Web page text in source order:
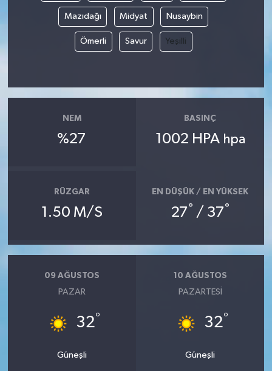
Mazıdağı Midyat Nusaybin
Ömerli Savur Yeşilli
NEM
%27
BASINÇ
1002 HPA hpa
RÜZGAR
1.50 M/S
EN DÜŞÜK / EN YÜKSEK
27° / 37°
09 AĞUSTOS
PAZAR
32°
Güneşli
10 AĞUSTOS
PAZARTESI
32°
Güneşli